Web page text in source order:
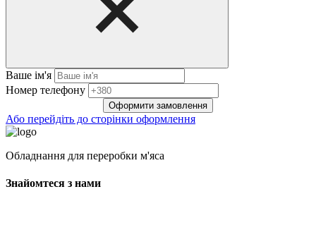
Ваше ім'я
Нoмep тeлeфoнy
Оформити замовлення
Або перейдіть до сторінки оформлення
Обладнання для переробки м'яса
Знайомтеся з нами